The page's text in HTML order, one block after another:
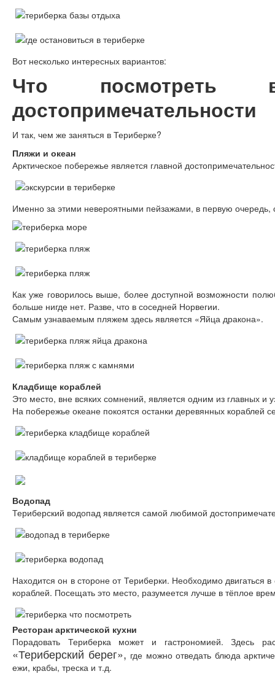
Вот несколько интересных вариантов:
Что посмотреть
достопримечательности
И так, чем же заняться в Териберке?
Пляжи и океан
Арктическое побережье является главной
Именно за этими невероятными пейзажами, в первую очередь,
Как уже говорилось выше, более доступной возможности
больше нигде нет. Разве, что в соседней Норвегии.
Самым узнаваемым пляжем здесь является «Яйца дракона».
Кладбище кораблей
Это место, вне всяких сомнений, является одним из главных и
На побережье океане покоятся останки деревянных кораблей
Водопад
Териберский водопад является самой любимой
Находится он в стороне от Териберки. Необходимо
кораблей. Посещать это место, разумеется лучше в тёплое
Ресторан арктической кухни
Порадовать Териберка может и гастрономией. Здесь
«Териберский берег», где можно отведать блюда
ежи, крабы, треска и т.д.